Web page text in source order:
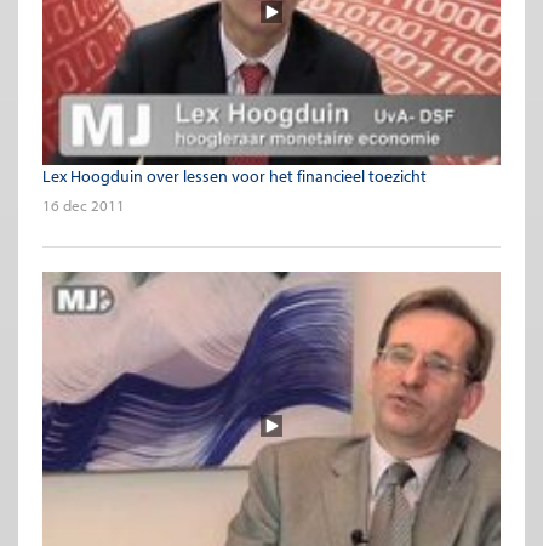
Lex Hoogduin over lessen voor het financieel toezicht
16 dec 2011